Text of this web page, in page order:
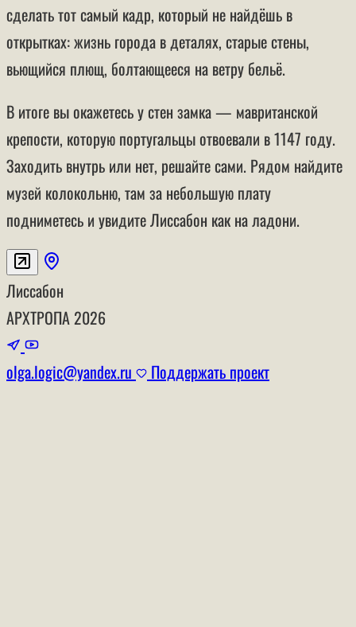
сделать тот самый кадр, который не найдёшь в
открытках: жизнь города в деталях, старые стены,
вьющийся плющ, болтающееся на ветру бельё.
В итоге вы окажетесь у стен замка — мавританской
крепости, которую португальцы отвоевали в 1147 году.
Заходить внутрь или нет, решайте сами. Рядом найдите
музей колокольню, там за небольшую плату
подниметесь и увидите Лиссабон как на ладони.
Лиссабон
АРХТРОПА 2026
olga.logic@yandex.ru Поддержать проект